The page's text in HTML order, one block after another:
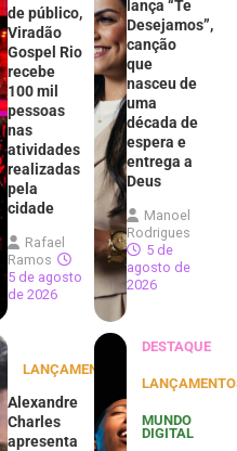
de público,
Viradão
Gospel Rio
recebe
100 mil
pessoas
nas
atividades
realizadas
pela
cidade
Rafael
Ramos
5 de agosto
de 2026
lança “Te
Desejamos”,
canção
que
nasceu de
uma
década de
espera e
entrega a
Deus
Manoel
Rodrigues
5 de
agosto de
2026
LANÇAMENTOS
Alexandre
Charles
apresenta
DESTAQUE
MUNDO
DIGITAL